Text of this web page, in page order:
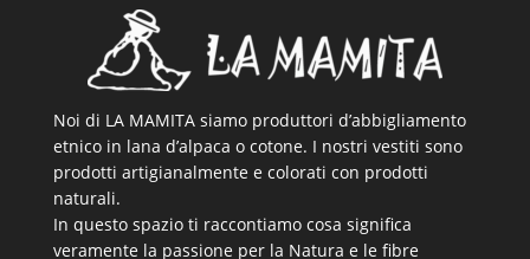
Noi di LA MAMITA siamo produttori d’abbigliamento
etnico in lana d’alpaca o cotone. I nostri vestiti sono
prodotti artigianalmente e colorati con prodotti
naturali.
In questo spazio ti raccontiamo cosa significa
veramente la passione per la Natura e le fibre